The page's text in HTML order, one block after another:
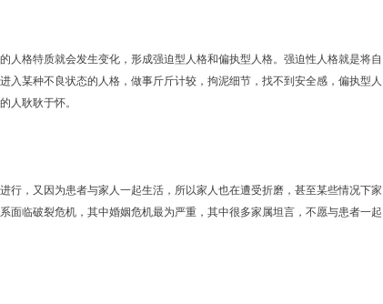
人格特质就会发生变化，形成强迫型人格和偏执型人格。强迫性人格就是将自
入某种不良状态的人格，做事斤斤计较，拘泥细节，找不到安全感，偏执型人
人耿耿于怀。
行，又因为患者与家人一起生活，所以家人也在遭受折磨，甚至某些情况下家
面临破裂危机，其中婚姻危机最为严重，其中很多家属坦言，不愿与患者一起